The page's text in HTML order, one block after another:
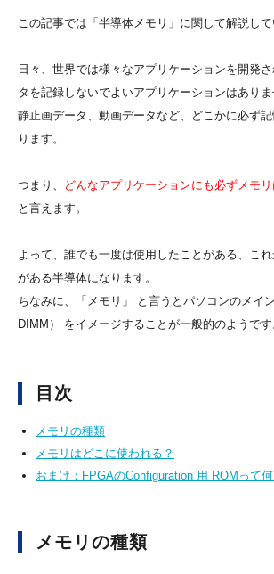
この記事では「半導体メモリ」に関して解説して
日々、世界では様々なアプリケーションを開発
タを記録しないでよいアプリケーションはありま
静止画データ、動画データなど、どこかに必ず
ります。
つまり、
どんなアプリケーションにも必ずメモ
と言えます。
よって、誰でも一度は使用したことがある、こ
がある半導体になります。
ちなみに、「メモリ」 と言うとパソコンのメイ
DIMM） をイメージすることが一般的のようです
目次
メモリの種類
メモリはどこに使われる？
おまけ：FPGAのConfiguration 用 ROMって
メモリの種類